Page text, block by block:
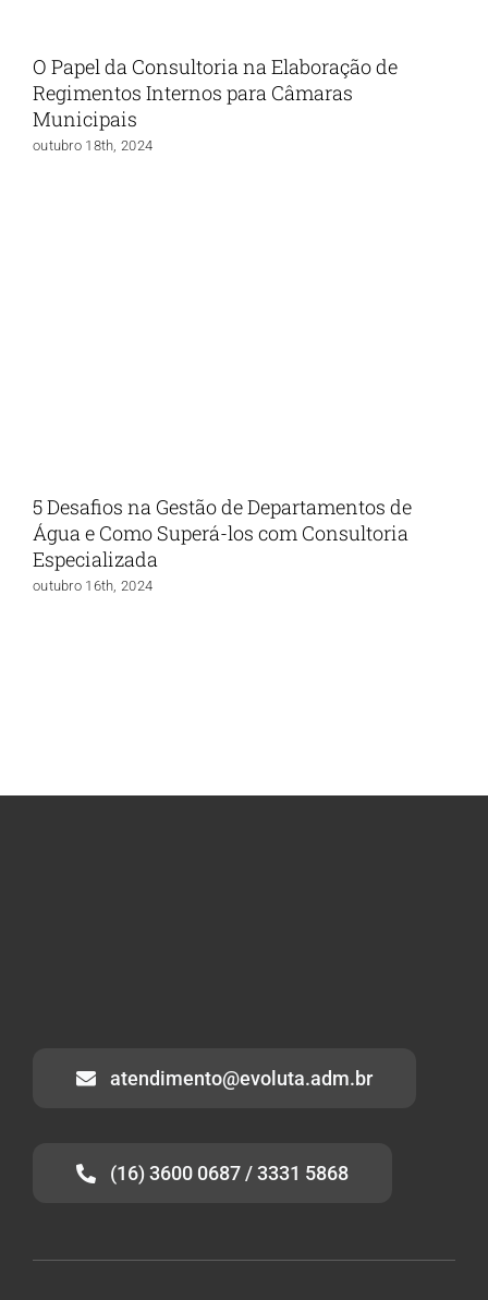
O Papel da Consultoria na Elaboração de
Regimentos Internos para Câmaras
Municipais
outubro 18th, 2024
5 Desafios na Gestão de Departamentos de
Água e Como Superá-los com Consultoria
Especializada
outubro 16th, 2024
atendimento@evoluta.adm.br
(16) 3600 0687 / 3331 5868